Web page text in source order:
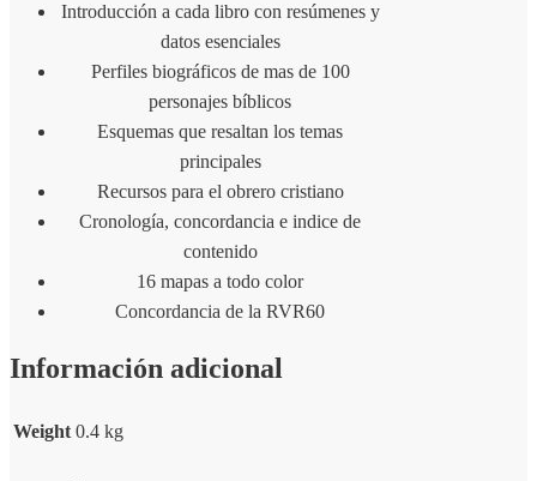
Introducción a cada libro con resúmenes y
datos esenciales
Perfiles biográficos de mas de 100
personajes bíblicos
Esquemas que resaltan los temas
principales
Recursos para el obrero cristiano
Cronología, concordancia e indice de
contenido
16 mapas a todo color
Concordancia de la RVR60
Información adicional
Weight 0.4 kg